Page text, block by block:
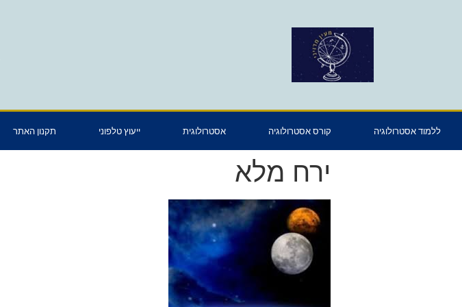
ללמוד אסטרולוגיה קורס אסטרולוגיה אסטרולוגית ייעוץ טלפוני תקנון האתר
ירח מלא